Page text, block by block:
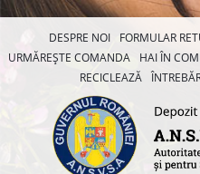
DESPRE NOI FORMULAR
URMĂREȘTE COMANDA
HAI ÎN
RECICLEAZĂ